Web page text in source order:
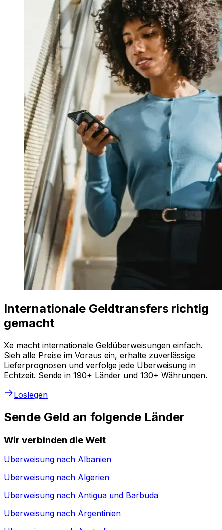
Internationale Geldtransfers richtig
gemacht
Xe macht internationale Geldüberweisungen einfach.
Sieh alle Preise im Voraus ein, erhalte zuverlässige
Lieferprognosen und verfolge jede Überweisung in
Echtzeit. Sende in 190+ Länder und 130+ Währungen.
Loslegen
Sende Geld an folgende Länder
Wir verbinden die Welt
Überweisung nach Albanien
Überweisung nach Algerien
Überweisung nach Antigua und Barbuda
Überweisung nach Argentinien